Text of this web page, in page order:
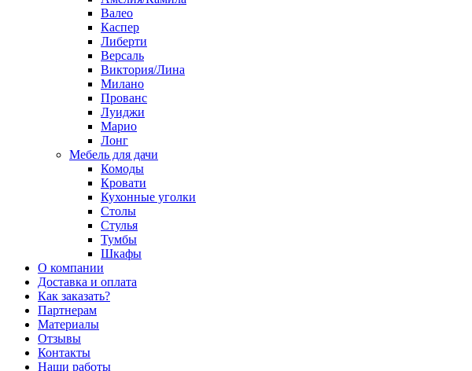
Валео
Каспер
Либерти
Версаль
Виктория/Лина
Милано
Прованс
Луиджи
Марио
Лонг
Мебель для дачи
Комоды
Кровати
Кухонные уголки
Столы
Стулья
Тумбы
Шкафы
О компании
Доставка и оплата
Как заказать?
Партнерам
Материалы
Отзывы
Контакты
Наши работы